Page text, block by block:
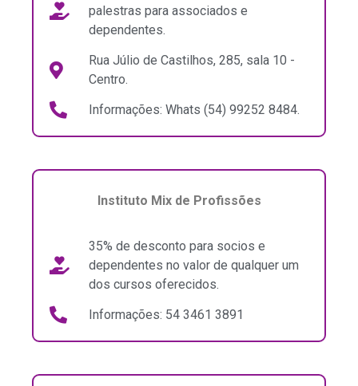
palestras para associados e
dependentes.
Rua Júlio de Castilhos, 285, sala 10 -
Centro.
Informações: Whats (54) 99252 8484.
Instituto Mix de Profissões
35% de desconto para socios e
dependentes no valor de qualquer um
dos cursos oferecidos.
Informações: 54 3461 3891